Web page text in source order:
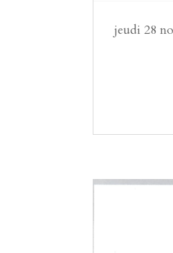
jeudi 28